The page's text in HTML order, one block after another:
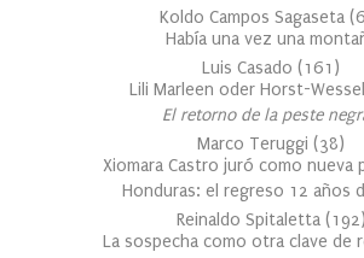
Koldo Campos Sagaseta (
Había una vez una
Luis Casado (161 )
Lili Marleen oder Horst-
El retorno de la peste
Marco Teruggi (38)
Xiomara Castro juró como nueva
Honduras: el regreso 12 años
Reinaldo Spitaletta (192)
La sospecha como otra clave de